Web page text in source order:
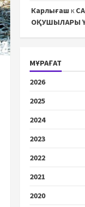
Карлығашк
ОҚУШЫЛАРЫ
МҰРАҒАТ
2026
2025
2024
2023
2022
2021
2020